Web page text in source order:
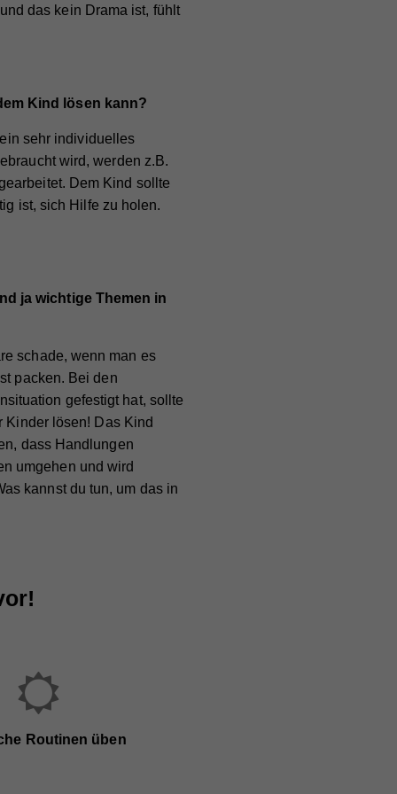
das kein Drama ist, fühlt
Kind lösen kann?
sehr individuelles
wird, werden z.B.
Dem Kind sollte
ist, sich Hilfe zu holen.
ja wichtige Themen in
schade, wenn man es
packen. Bei den
gefestigt hat, sollte
Kinder lösen! Das Kind
dass Handlungen
umgehen und wird
kannst du tun, um das in
Routinen üben